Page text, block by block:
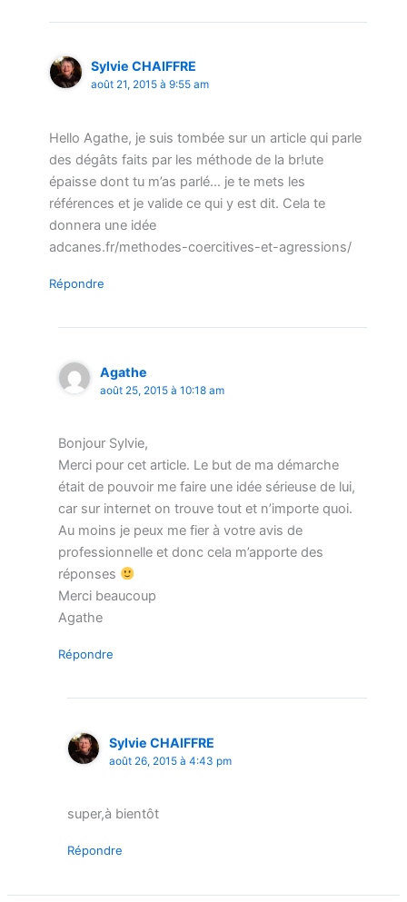
Sylvie CHAIFFRE
août 21, 2015 à 9:55 am
Hello Agathe, je suis tombée sur un article qui parle
des dégâts faits par les méthode de la br!ute
épaisse dont tu m’as parlé… je te mets les
références et je valide ce qui y est dit. Cela te
donnera une idée
adcanes.fr/methodes-coercitives-et-agressions/
Répondre
Agathe
août 25, 2015 à 10:18 am
Bonjour Sylvie,
Merci pour cet article. Le but de ma démarche
était de pouvoir me faire une idée sérieuse de lui,
car sur internet on trouve tout et n’importe quoi.
Au moins je peux me fier à votre avis de
professionnelle et donc cela m’apporte des
réponses
Merci beaucoup
Agathe
Répondre
Sylvie CHAIFFRE
août 26, 2015 à 4:43 pm
super,à bientôt
Répondre